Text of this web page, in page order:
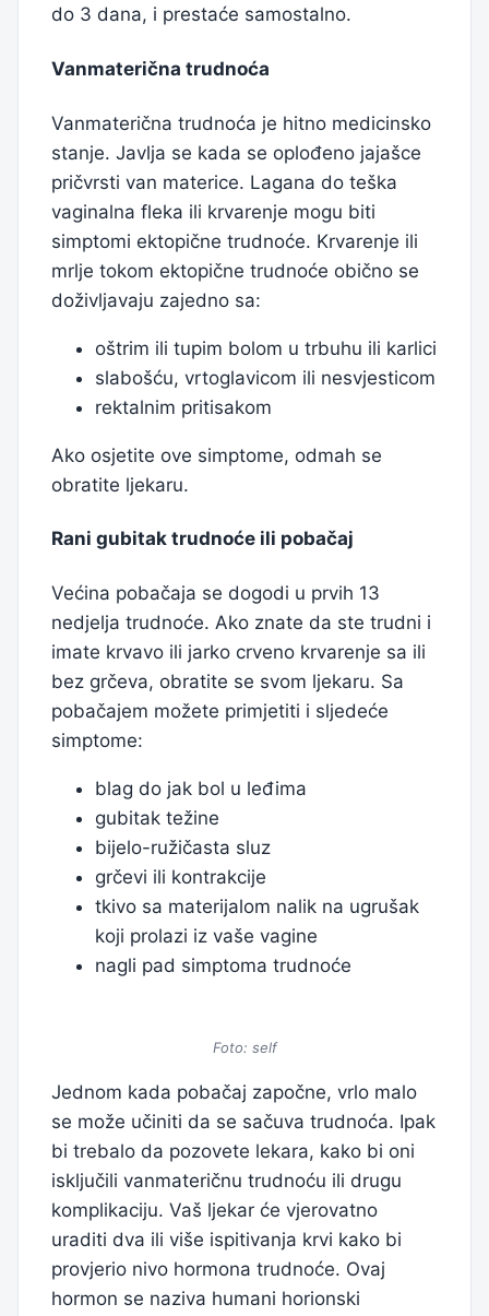
do 3 dana, i prestaće samostalno.
Vanmaterična trudnoća
Vanmaterična trudnoća je hitno medicinsko
stanje. Javlja se kada se oplođeno jajašce
pričvrsti van materice. Lagana do teška
vaginalna fleka ili krvarenje mogu biti
simptomi ektopične trudnoće. Krvarenje ili
mrlje tokom ektopične trudnoće obično se
doživljavaju zajedno sa:
oštrim ili tupim bolom u trbuhu ili karlici
slabošću, vrtoglavicom ili nesvjesticom
rektalnim pritisakom
Ako osjetite ove simptome, odmah se
obratite ljekaru.
Rani gubitak trudnoće ili pobačaj
Većina pobačaja se dogodi u prvih 13
nedjelja trudnoće. Ako znate da ste trudni i
imate krvavo ili jarko crveno krvarenje sa ili
bez grčeva, obratite se svom ljekaru. Sa
pobačajem možete primjetiti i sljedeće
simptome:
blag do jak bol u leđima
gubitak težine
bijelo-ružičasta sluz
grčevi ili kontrakcije
tkivo sa materijalom nalik na ugrušak
koji prolazi iz vaše vagine
nagli pad simptoma trudnoće
Foto: self
Jednom kada pobačaj započne, vrlo malo
se može učiniti da se sačuva trudnoća. Ipak
bi trebalo da pozovete lekara, kako bi oni
isključili vanmateričnu trudnoću ili drugu
komplikaciju. Vaš ljekar će vjerovatno
uraditi dva ili više ispitivanja krvi kako bi
provjerio nivo hormona trudnoće. Ovaj
hormon se naziva humani horionski